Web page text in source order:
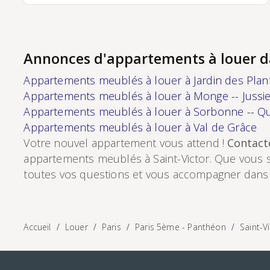
et fiable.
Annonces d'appartements à louer
Appartements meublés à louer à Jardin des
Appartements meublés à louer à Monge --
Appartements meublés à louer à Sorbonne --
Appartements meublés à louer à Val de Grâce
Votre nouvel appartement vous attend !
appartements meublés à Saint-Victor. Que
toutes vos questions et vous accompagner
Accueil Louer Paris Paris 5ème - Panthéon Saint-